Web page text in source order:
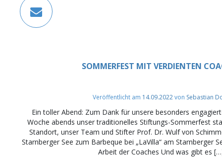
SOMMERFEST MIT VERDIENTEN
Veröffentlicht am 14.09.2022von Sebastian
Ein toller Abend: Zum Dank für unsere besonders
Woche abends unser traditionelles Stiftungs-Sommerfest
Standort, unser Team und Stifter Prof. Dr. Wulf von
Starnberger See zum Barbeque bei „LaVilla“ am Starnberger
Arbeit der Coaches Und was gibt es